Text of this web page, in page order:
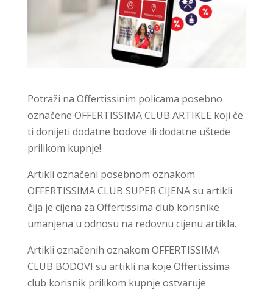
Potraži na Offertissinim policama posebno
označene OFFERTISSIMA CLUB ARTIKLE koji će
ti donijeti dodatne bodove ili dodatne uštede
prilikom kupnje!
Artikli označeni posebnom oznakom
OFFERTISSIMA CLUB SUPER CIJENA su artikli
čija je cijena za Offertissima club korisnike
umanjena u odnosu na redovnu cijenu artikla.
Artikli označenih oznakom OFFERTISSIMA
CLUB BODOVI su artikli na koje Offertissima
club korisnik prilikom kupnje ostvaruje